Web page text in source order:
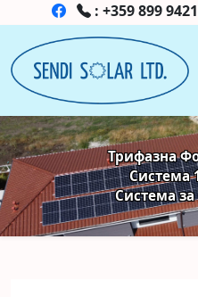
: +359 899
Трифазна
Система
Система